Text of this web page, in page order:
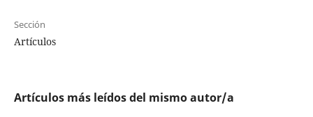
Sección
Artículos
Artículos más leídos del mismo autor/a